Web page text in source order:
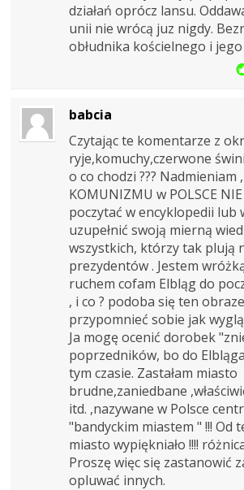
działań oprócz lansu.
unii nie wrócą juz nigdy.
obłudnika kościelnego i
babcia
Czytając te komentarze z
ryje,komuchy,czerwone
o co chodzi ??? Nadmieniam
KOMUNIZMU w POLSCE
poczytać w encyklopedii lub
uzupełnić swoją mierną
wszystkich, którzy tak plują
prezydentów . Jestem
ruchem cofam Elbląg do
, i co ? podoba się ten
przypomnieć sobie jak
Ja mogę ocenić dorobek
poprzedników, bo do
tym czasie. Zastałam miasto
brudne,zaniedbane
itd. ,nazywane w Polsce
"bandyckim miastem " !!! Od
miasto wypiękniało !!!!
Proszę więc się zastanowić
opluwać innych.